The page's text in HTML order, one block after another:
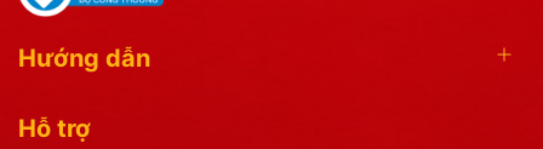
Hướng dẫn
Hỗ trợ